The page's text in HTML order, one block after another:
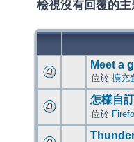
檢視沒有回覆的主
Meet a
位於 擴充
怎樣自
位於